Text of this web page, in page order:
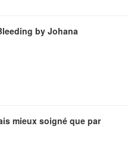
by Johana
mieux soigné que par